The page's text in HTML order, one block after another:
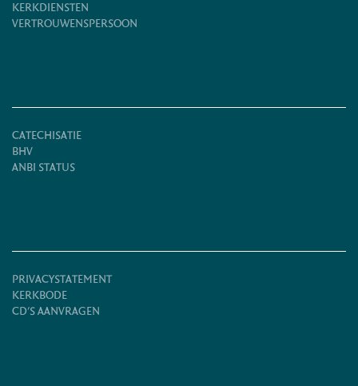
KERKDIENSTEN
VERTROUWENSPERSOON
CATECHISATIE
BHV
ANBI STATUS
PRIVACYSTATEMENT
KERKBODE
CD'S AANVRAGEN